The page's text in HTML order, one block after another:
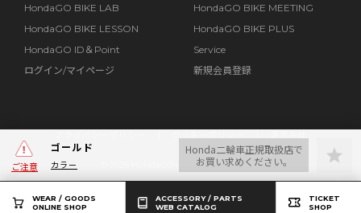
WEAR / GOODS
ONLINE SHOP
ACCESSORY / PARTS
WEB CATALOG
TICKET
SHOP
ご注意
ゴールド
カラー
Honda二輪車正規取扱店で
お買い求めください。
HondaGO BIKE LAB
HondaGO BIKE MEETING
HondaGO BIKE LESSON
HondaGO BIKE PLUS
HondaGO ID＆Point
Service
ログイン/マイページ
新規会員登録
2026 HondaGO All Rights Reserved.